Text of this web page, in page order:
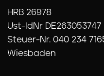
HRB 26978
Ust-IdNr DE263053747
Steuer-Nr. 040 234
Wiesbaden